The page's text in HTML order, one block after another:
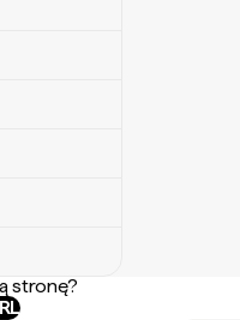
stronę?